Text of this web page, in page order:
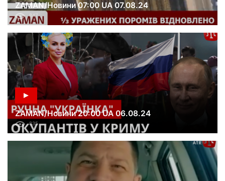
ZAMAN/Новини 07:00 UA 07.08.24
847
ZAMAN/Новини 20:00 UA 06.08.24
835